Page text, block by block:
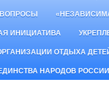
ИНИЦИАТИВА
ОТДЫХА
НАРОДОВ РОССИИ